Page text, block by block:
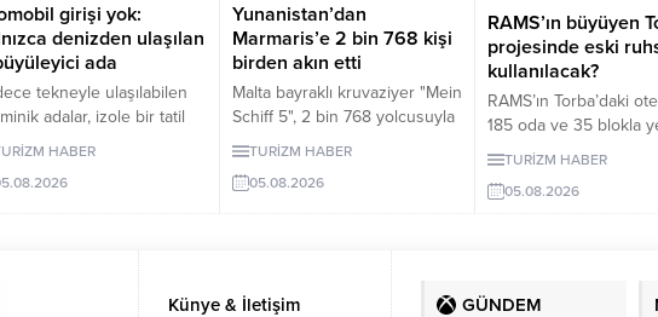
girişi yok:
denizden ulaşılan
ada
tekneyle ulaşılabilen
adalar, izole bir tatil
eşsiz deneyimler
özellikler nelerdir? İşte
HABER
Yunanistan’dan
Marmaris’e 2 bin 768 kişi
birden akın etti
Malta bayraklı kruvaziyer "Mein
Schiff 5", 2 bin 768 yolcusuyla
Muğla'nın Marmaris ilçesine
TURİZM HABER
05.08.2026
RAMS’ın büyüyen
projesinde eski
kullanılacak?
RAMS’ın Torba’daki
185 oda ve 35 blokla
gündeme geldi.
Hazine alanı eklendi.
TURİZM HABER
05.08.2026
Künye & İletişim GÜNDEM